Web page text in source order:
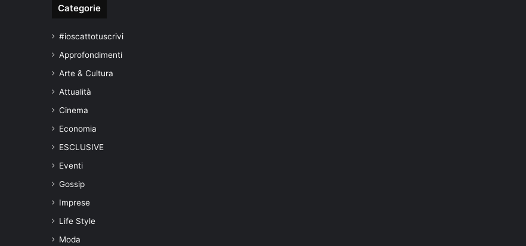
Categorie
#ioscattotuscrivi
Approfondimenti
Arte & Cultura
Attualità
Cinema
Economia
ESCLUSIVE
Eventi
Gossip
Imprese
Life Style
Moda